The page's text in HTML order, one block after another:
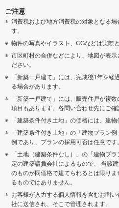
ご注意
消費税および地方消費税の対象となる
す。
物件の写真やイラスト、CGなどは実際
市区町村の合併などにより、地図が表
ださい。
「新築一戸建て」には、完成後1年を
る場合があります。
「新築一戸建て」には、販売住戸が複
項目もあります。各問い合わせ先にご確
「建築条件付き土地」の価格には、建物
「建築条件付き土地」の「建物プラン
例であり、プランの採用可否は任意です。
「土地（建築条件なし）」の「建物プ
定の建築請負会社によるもので、 当該
のものが同価格で建てられるとは限り
るものではありません。
お客様が入力する個人情報を含むお問
社に送信され、そこで管理されます。